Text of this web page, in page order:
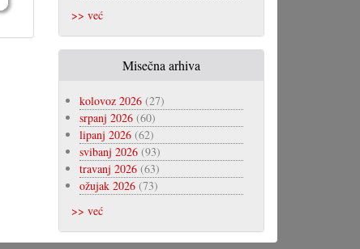
>> već
Misečna arhiva
kolovoz 2026(27)
srpanj 2026(60)
lipanj 2026(62)
svibanj 2026(93)
travanj 2026(63)
ožujak 2026(73)
>> već